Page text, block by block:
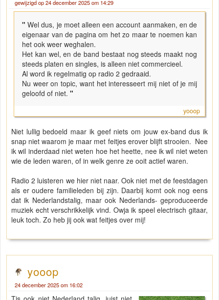
gewijzigd op 24 december 2025 om 14:29
"Wel dus, je moet alleen een account aanmaken, en de
eigenaar van de pagina om het zo maar te noemen kan
het ook weer weghalen.
Het kan wel, en de band bestaat nog steeds maakt nog
steeds platen en singles, is alleen niet commercieel.
Al word ik regelmatig op radio 2 gedraaid.
Nu weer on topic, want het interesseert mij niet of je mij
geloofd of niet. "
yooop
Niet lullig bedoeld maar ik geef niets om jouw ex-band dus ik
snap niet waarom je maar met feitjes erover blijft strooien. Nee
ik wil inderdaad niet weten hoe het heette, nee ik wil niet weten
wie de leden waren, of in welk genre ze ooit actief waren.
Radio 2 luisteren we hier niet naar. Ook niet met de feestdagen
als er oudere familieleden bij zijn. Daarbij komt ook nog eens
dat ik Nederlandstalig, maar ook Nederlands- geproduceerde
muziek echt verschrikkelijk vind. Owja ik speel electrisch gitaar,
leuk toch. Zo heb jij ook wat feitjes over mij!
yooop
24 december 2025 om 16:02